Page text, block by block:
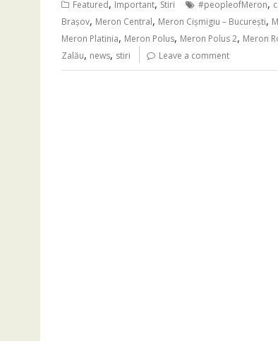
Featured, Important, Stiri #peopleofMeron,
Brașov, Meron Central, Meron Cișmigiu – București,
Meron Platinia, Meron Polus, Meron Polus 2, Meron
Zalău, news, stiri Leave a comment